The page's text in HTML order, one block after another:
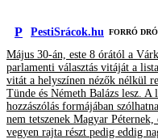
P PestiSrácok.hu FORRÓ
Május 30-án, este 8 órától a
parlamenti választás vitáját a
vitát a helyszínen nézők nélkül
Tünde és Németh Balázs lesz.
hozzászólás formájában
nem tetszenek Magyar
vegyen rajta részt pedig eddig